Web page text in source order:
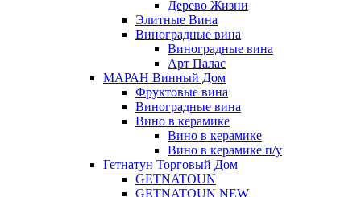
Дерево Жизни
Элитные Вина
Виноградные вина
Виноградные вина
Арт Палас
МАРАН Винный Дом
Фруктовые вина
Виноградные вина
Вино в керамике
Вино в керамике
Вино в керамике п/у
Гетнатун Торговый Дом
GETNATOUN
GETNATOUN NEW